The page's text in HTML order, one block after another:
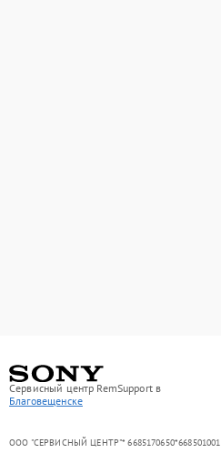
Сервисный центр RemSupport в
Благовещенске
ООО "СЕРВИСНЫЙ ЦЕНТР"* 6685170650*668501001